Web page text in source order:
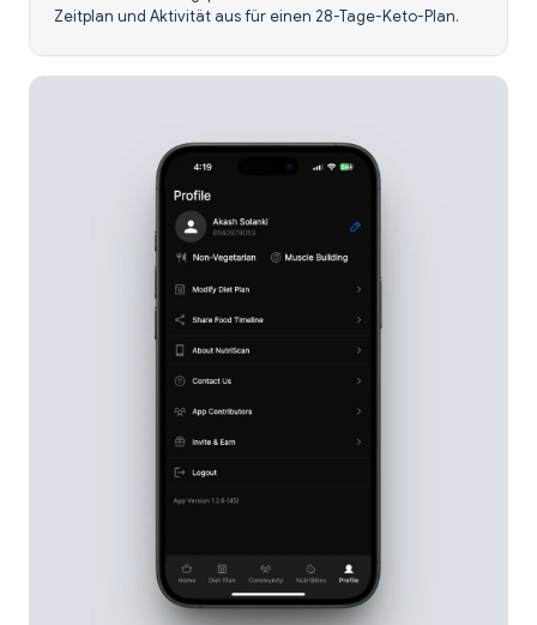
Zeitplan und Aktivität aus für einen 28-Tage-Keto-Plan.